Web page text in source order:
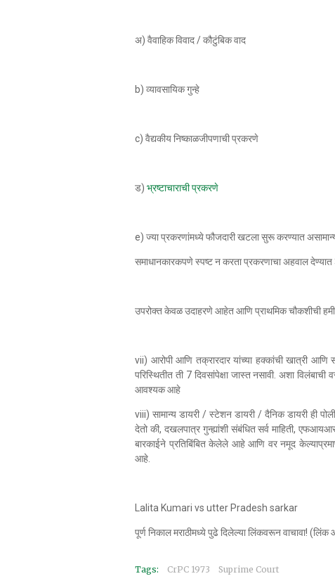
अ) वैवाहिक विवाद / कौटुंबिक वाद
b) व्यावसायिक गुन्हे
c) वैद्यकीय निष्काळजीपणाची प्रकरणे
ड) भ्रष्टाचाराची प्रकरणे
e) ज्या प्रकरणांमध्ये फौजदारी खटला सुरू करण्यात
समाधानकारकपणे स्पष्ट न करता प्रकरणाचा अहवाल देण्यात
उपरोक्त केवळ उदाहरणे आहेत आणि प्राथमिक चौकशीची हमी
vii) आरोपी आणि तक्रारदार यांच्या हक्कांची खात्री आणि
परिस्थितीत ती 7 दिवसांपेक्षा जास्त नसावी. अशा विलंबाची
आवश्यक आहे
viii) सामान्य डायरी / स्टेशन डायरी / दैनिक डायरी ही
देतो की, दखलपात्र गुन्ह्यांशी संबंधित सर्व माहिती,
बारकाईने प्रतिबिंबित केलेले आहे आणि वर नमूद
आहे.
Lalita Kumari vs utter Pradesh sarkar
पूर्ण निकाल मराठीमध्ये पुढे दिलेल्या लिंकवरून वाचावा! (लिंक
Tags: CrPC 1973 Suprime Court